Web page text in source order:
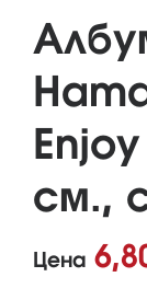
см.,
Цена